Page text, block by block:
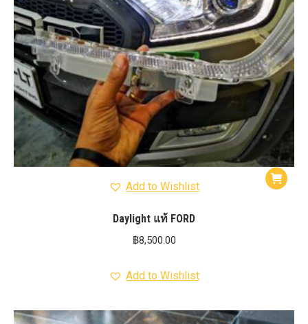
Add to Wishlist
Daylight แท้ FORD
฿8,500.00
Add to Wishlist